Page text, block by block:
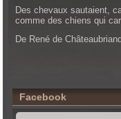
Des chevaux sautaient,
comme des chiens qui
De René de
Facebook